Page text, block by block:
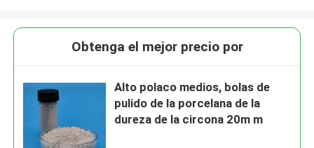
Obtenga el mejor precio por
Alto polaco medios, bolas de
pulido de la porcelana de la
dureza de la circona 20m m